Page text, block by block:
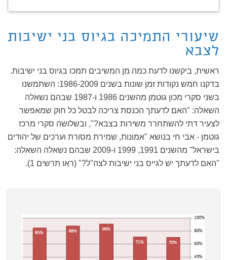
שיעורי התמיכה בגיוס בני ישיבות
לצבא
ראשית, ביקשנו לדעת כמה מן המשיבים תמכו בגיוס בני ישיבות.
בדקנו חמש נקודות זמן שונות בשנים 1986-2009: השתמשנו
בשני סקרי מכון גוטמן מהשנים 1986 ו-1987 שבהם נשאלה
השאלה: "האם לדעתך הכנסת צריכה לבטל כל חוק שמאפשר
לצעיר דתי להשתחרר משירות בצבא?", ובשלושה סקרי מרכז
גוטמן - אבי חי בנושא "אמונות, שמירת מסורת וערכים של יהודים
בישראל" מהשנים 1991, 1999 ו-2009 שבהם נשאלה השאלה:
"האם לדעתך יש לגייס בני ישיבות לצה"ל?" (ראו תרשים 1).